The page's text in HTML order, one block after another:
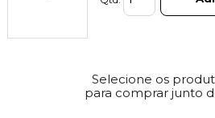
Selecione os
para comprar junto